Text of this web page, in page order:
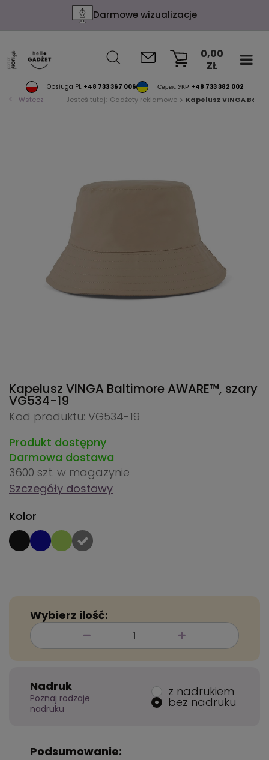
Darmowe wizualizacje
Obsługa PL +48 733 367 006 Сервіс УКР +48 733 382 002
0,00
ZŁ
Wstecz Jesteś tutaj: Gadżety reklamowe Kapelusz VINGA
Kapelusz VINGA Baltimore AWARE™, szary
VG534-19
Kod produktu: VG534-19
Produkt dostępny
Darmowa dostawa
3600 szt. w magazynie
Szczegóły dostawy
Kolor
Wybierz ilość:
Nadruk
Poznaj rodzaje
nadruku
z nadrukiem
bez nadruku
Podsumowanie: